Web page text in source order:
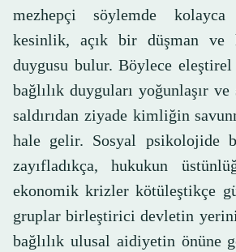
mezhepçi söylemde
kesinlik, açık bir düşman ve
duygusu bulur. Böylece
bağlılık duyguları yoğunlaşır
saldırıdan ziyade kimliğin
hale gelir. Sosyal psikolojide
zayıfladıkça, hukukun
ekonomik krizler kötüleştikçe
gruplar birleştirici devletin
bağlılık ulusal aidiyetin önüne